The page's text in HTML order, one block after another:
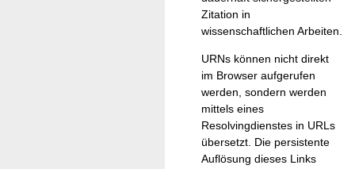
Zitation in
wissenschaftlichen Arbeiten.
URNs können nicht direkt
im Browser aufgerufen
werden, sondern werden
mittels eines
Resolvingdienstes in URLs
übersetzt. Die persistente
Auflösung dieses Links